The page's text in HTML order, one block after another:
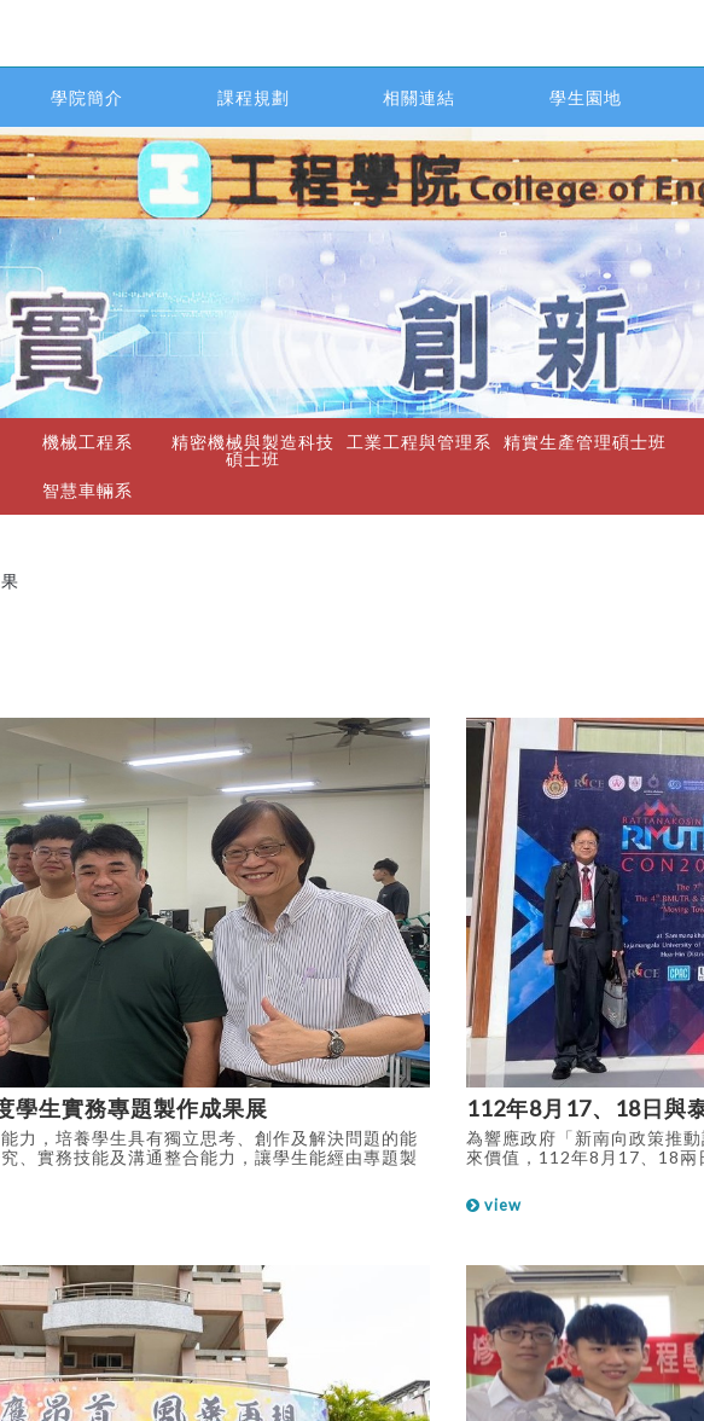
學院簡介 課程規劃 相關連結 學生園地
機械工程系
精密機械與製造科技
碩士班
工業工程與管理系 精實生產管理碩士班
智慧車輛系
學生實務專題製作成果展
力，培養學生具有獨立思考、創作及解決問題的能
、實務技能及溝通整合能力，讓學生能經由專題製
題製作成果，及師生參加國際競賽優勝作品等優異
112年8月17、18日與
為響應政府「新南向政策推
來價值，112年8月17、18兩
Conference國際學術研討會
曼谷及華欣校區，本校由主
view